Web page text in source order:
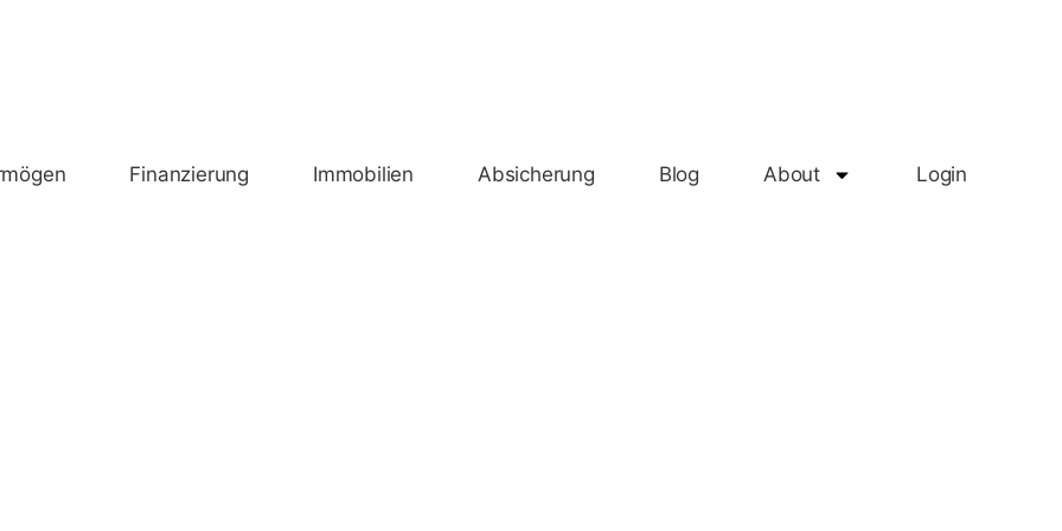
Finanzierung Immobilien Absicherung Blog About Login